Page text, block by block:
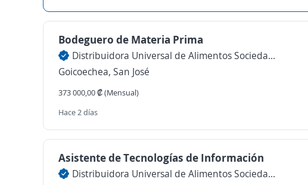
Bodeguero de Materia Prima
Distribuidora Universal de Alimentos Sociedad Anónima
Goicoechea, San José
373 000,00 ₡ (Mensual)
Hace 2 días
Asistente de Tecnologías de Información
Distribuidora Universal de Alimentos Sociedad Anónima